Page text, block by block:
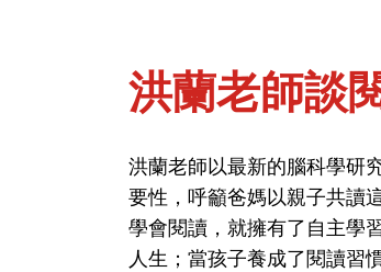
洪蘭老師談
洪蘭老師以最新的腦科學研
要性，呼籲爸媽以親子共讀
學會閱讀，就擁有了自主學
人生；當孩子養成了閱讀習
洪蘭老師談